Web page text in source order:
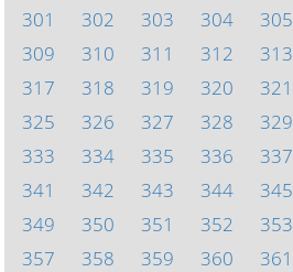
301
302 303 304 305
309
310 311 312 313
317
318 319 320 321
325
326 327 328 329
333
334 335 336 337
341
342 343 344 345
349
350 351 352 353
357
358 359 360 361